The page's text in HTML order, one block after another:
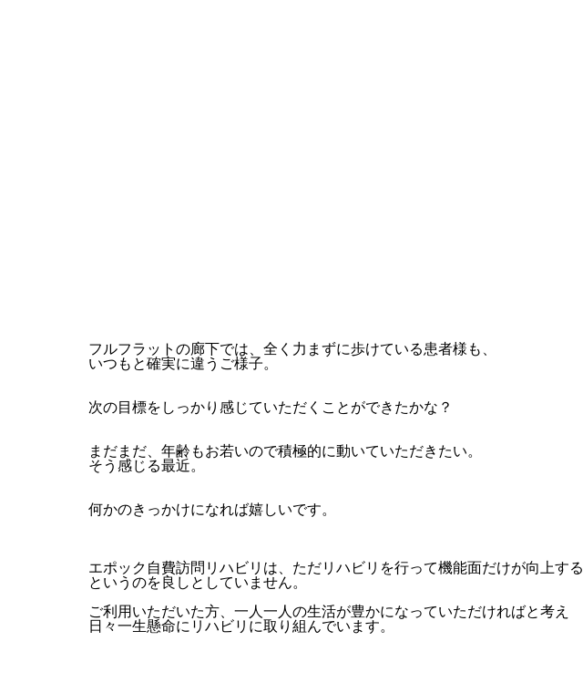
フルフラットの廊下では、全く力まずに歩けている患者様も、
いつもと確実に違うご様子。
次の目標をしっかり感じていただくことができたかな？
まだまだ、年齢もお若いので積極的に動いていただきたい。
そう感じる最近。
何かのきっかけになれば嬉しいです。
エポック自費訪問リハビリは、ただリハビリを行って機能面だけが向上する
というのを良しとしていません。
ご利用いただいた方、一人一人の生活が豊かになっていただければと考え
日々一生懸命にリハビリに取り組んでいます。